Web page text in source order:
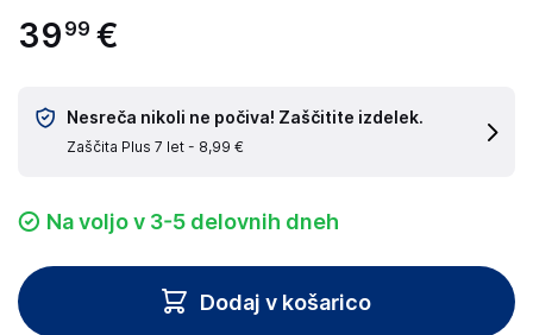
39 99 €
Nesreča nikoli ne počiva! Zaščitite izdelek.
Zaščita Plus 7 let - 8,99 €
Na voljo v 3-5 delovnih dneh
Dodaj v košarico